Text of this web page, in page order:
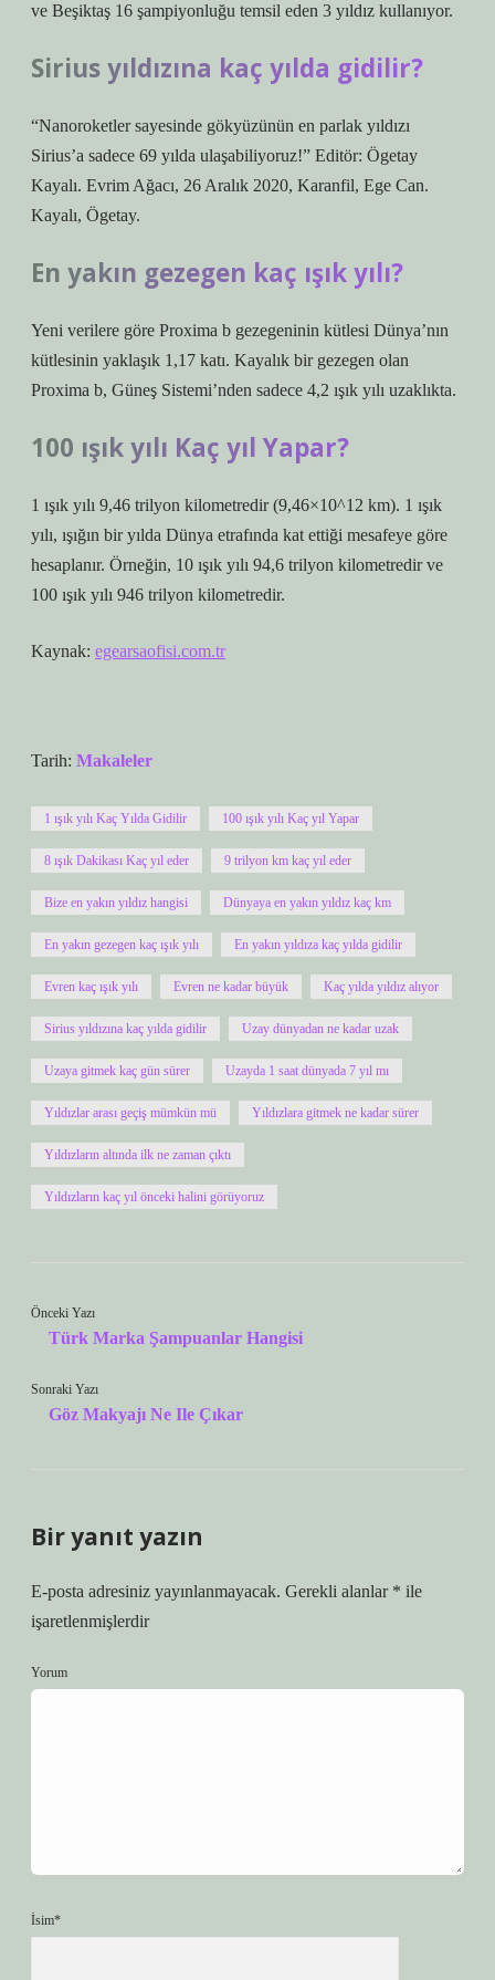
ve Beşiktaş 16 şampiyonluğu temsil eden 3 yıldız kullanıyor.
Sirius yıldızına kaç yılda gidilir?
“Nanoroketler sayesinde gökyüzünün en parlak yıldızı
Sirius’a sadece 69 yılda ulaşabiliyoruz!” Editör: Ögetay
Kayalı. Evrim Ağacı, 26 Aralık 2020, Karanfil, Ege Can.
Kayalı, Ögetay.
En yakın gezegen kaç ışık yılı?
Yeni verilere göre Proxima b gezegeninin kütlesi Dünya’nın
kütlesinin yaklaşık 1,17 katı. Kayalık bir gezegen olan
Proxima b, Güneş Sistemi’nden sadece 4,2 ışık yılı uzaklıkta.
100 ışık yılı Kaç yıl Yapar?
1 ışık yılı 9,46 trilyon kilometredir (9,46×10^12 km). 1 ışık
yılı, ışığın bir yılda Dünya etrafında kat ettiği mesafeye göre
hesaplanır. Örneğin, 10 ışık yılı 94,6 trilyon kilometredir ve
100 ışık yılı 946 trilyon kilometredir.
Kaynak: egearsaofisi.com.tr
Tarih: Makaleler
1 ışık yılı Kaç Yılda Gidilir 100 ışık yılı Kaç yıl Yapar
8 ışık Dakikası Kaç yıl eder 9 trilyon km kaç yıl eder
Bize en yakın yıldız hangisi Dünyaya en yakın yıldız kaç km
En yakın gezegen kaç ışık yılı En yakın yıldıza kaç yılda gidilir
Evren kaç ışık yılı Evren ne kadar büyük Kaç yılda yıldız alıyor
Sirius yıldızına kaç yılda gidilir Uzay dünyadan ne kadar uzak
Uzaya gitmek kaç gün sürer Uzayda 1 saat dünyada 7 yıl mı
Yıldızlar arası geçiş mümkün mü Yıldızlara gitmek ne kadar sürer
Yıldızların altında ilk ne zaman çıktı
Yıldızların kaç yıl önceki halini görüyoruz
Önceki Yazı
Türk Marka Şampuanlar Hangisi
Sonraki Yazı
Göz Makyajı Ne Ile Çıkar
Bir yanıt yazın
E-posta adresiniz yayınlanmayacak. Gerekli alanlar * ile
işaretlenmişlerdir
Yorum
İsim*